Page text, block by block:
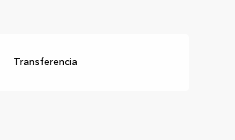
Transferencia